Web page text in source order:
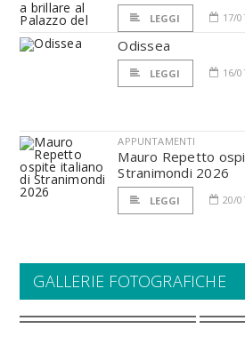
LEGGI 17/
Odissea
LEGGI 16/
APPUNTAMENTI
Mauro Repetto
Stranimondi 2026
LEGGI 20/
GALLERIE FOTOGRAFICHE